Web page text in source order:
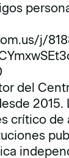
j/
del
crítico